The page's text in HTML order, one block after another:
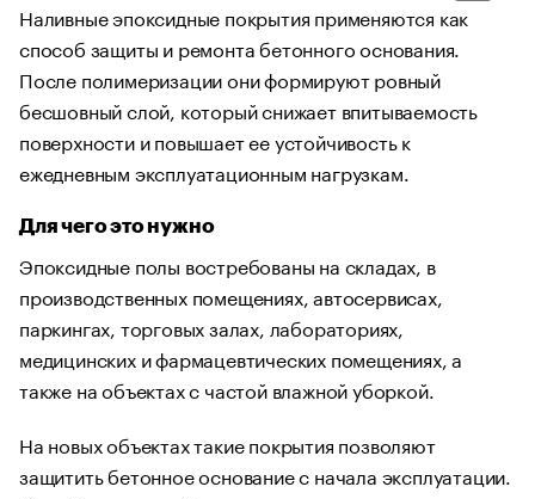
Наливные эпоксидные покрытия применяются как
способ защиты и ремонта бетонного основания.
После полимеризации они формируют ровный
бесшовный слой, который снижает впитываемость
поверхности и повышает ее устойчивость к
ежедневным эксплуатационным нагрузкам.
Для чего это нужно
Эпоксидные полы востребованы на складах, в
производственных помещениях, автосервисах,
паркингах, торговых залах, лабораториях,
медицинских и фармацевтических помещениях, а
также на объектах с частой влажной уборкой.
На новых объектах такие покрытия позволяют
защитить бетонное основание с начала эксплуатации.